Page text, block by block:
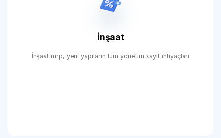
İnşaat
İnşaat mrp, yeni yapıların tüm yönetim kayıt ihtiyaçları